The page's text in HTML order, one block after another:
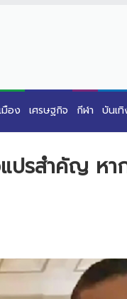
มือง เศรษฐกิจ กีฬา บันเทิ
ปรสำคัญ หา